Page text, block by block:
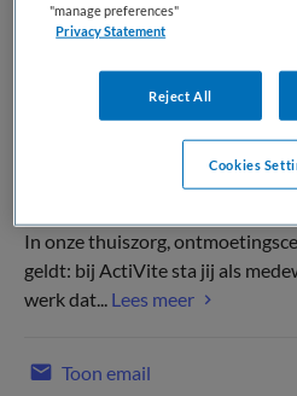
In onze thuiszorg,
geldt: bij ActiVite sta jij als
werk dat... Lees meer
Toon email
"manage preferences"
Privacy Statement
Reject All
Cookies